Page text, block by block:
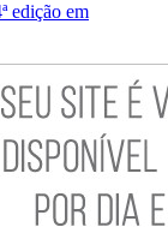
edição em